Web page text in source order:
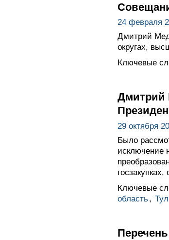
24 февраля
Дмитрий
округах,
Ключевые
Дмитрий
29 октября
Было
исключение
Ключевые
область,